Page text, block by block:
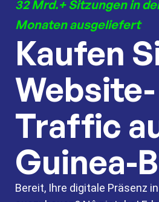
32 Mrd.+ Sitzungen in
Monaten ausgeliefert
Kaufen
Website-
Traffic
Guinea-
Bereit, Ihre digitale Präsenz